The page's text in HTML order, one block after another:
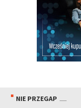
NIE PRZEGAP